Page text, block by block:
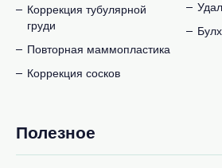
Коррекция тубулярной
груди
Повторная маммопластика
Коррекция сосков
Полезное